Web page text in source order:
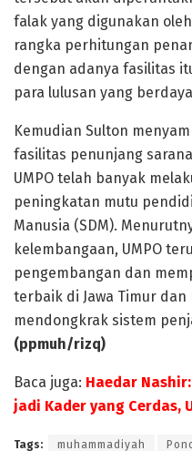
falak yang digunakan
rangka perhitungan
dengan adanya fasilitas
para lulusan yang
Kemudian Sulton
fasilitas penunjang
UMPO telah banyak
peningkatan mutu
Manusia (SDM).
kelembangaan, UMPO
pengembangan dan
terbaik di Jawa Timur
mendongkrak sistem
(ppmuh/rizq)
Baca juga: Haedar
jadi Kader yang Cerdas,
Tags: muhammadiyah